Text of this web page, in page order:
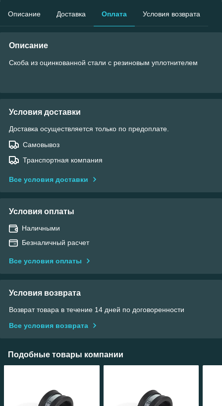
Описание Доставка Оплата Условия возврата
Описание
Скоба из оцинкованной стали с резиновым уплотнителем
Условия доставки
Доставка осуществляется только по предоплате.
Самовывоз
Транспортная компания
Все условия доставки
Условия оплаты
Наличными
Безналичный расчет
Все условия оплаты
Условия возврата
Возврат товара в течение 14 дней по договоренности
Все условия возврата
Подобные товары компании